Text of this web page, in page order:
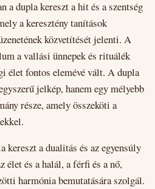
a dupla kereszt a hit és a szentség
a keresztény tanítások
közvetítését jelenti. A
a vallási ünnepek és rituálék
élet fontos elemévé vált. A dupla
jelkép, hanem egy mélyebb
része, amely összeköti a
a dualitás és az egyensúly
élet és a halál, a férfi és a nő,
harmónia bemutatására szolgál.